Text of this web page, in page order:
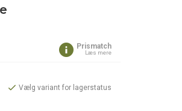
Prismatch
Læs mere
Vælg variant for lagerstatus